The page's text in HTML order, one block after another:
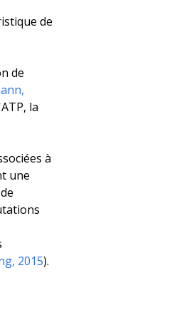
de
de
la
à
une
2015).